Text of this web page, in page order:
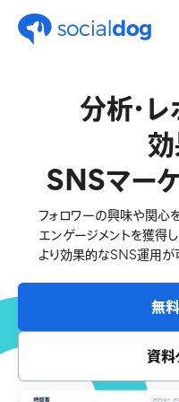
分析・
SNSマー
フォロワーの興味や関心を
エンゲージメントを獲得
より効果的なSNS運用が
無
資料